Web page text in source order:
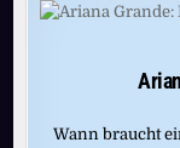
Wann braucht